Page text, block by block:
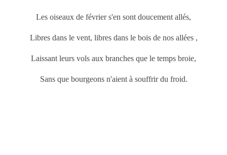
Les oiseaux de février s'en sont doucement allés,
Libres dans le vent, libres dans le bois de nos allées ,
Laissant leurs vols aux branches que le temps broie,
Sans que bourgeons n'aient à souffrir du froid.